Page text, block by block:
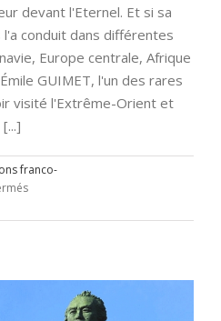
devant l'Eternel. Et si sa
conduit dans différentes
Europe centrale, Afrique
GUIMET, l'un des rares
visité l'Extrême-Orient et
franco-
sur
Toulousain